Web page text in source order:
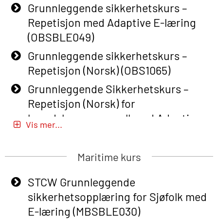
Grunnleggende sikkerhetskurs –
Repetisjon med Adaptive E-læring
(OBSBLE049)
Grunnleggende sikkerhetskurs –
Repetisjon (Norsk) (OBS1065)
Grunnleggende Sikkerhetskurs –
Repetisjon (Norsk) for
beredskapspersonell med Adaptive
Basic Safety Training (English) – with
Basic Safety Training – Refresher
Course (English) with E-learning
(OBSBLE048)
Vis mer...
Maritime kurs
STCW Grunnleggende
sikkerhetsopplæring for Sjøfolk med
E-læring (MBSBLE030)